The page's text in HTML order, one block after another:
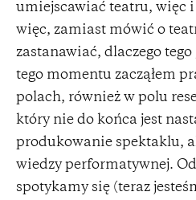
umiejscawiać teatru, więc
więc, zamiast mówić o
zastanawiać, dlaczego tego
tego momentu zacząłem
polach, również w polu
który nie do końca jest
produkowanie spektaklu,
wiedzy performatywnej.
spotykamy się (teraz